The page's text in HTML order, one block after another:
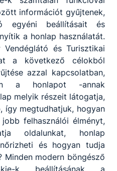
Tovább
információt gyűjtenek,
egyéni beállításait és
a honlap használatát.
Vendéglátó és Turisztikai
a következő célokból
azzal kapcsolatban,
a honlapot -annak
melyik részeit látogatja,
így megtudhatjuk, hogyan
felhasználói élményt,
oldalunkat, honlap
és hogyan tudja
modern böngésző
k beállításának a